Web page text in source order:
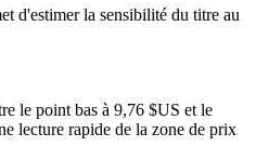
d'estimer la sensibilité du titre au
le point bas à 9,76 $US et le
lecture rapide de la zone de prix